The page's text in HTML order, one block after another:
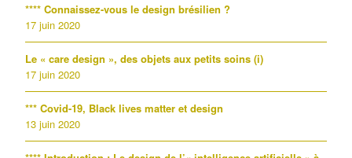
**** Connaissez-vous le design brésilien ?
17 juin 2020
Le « care design », des objets aux petits soins (i)
17 juin 2020
*** Covid-19, Black lives matter et design
13 juin 2020